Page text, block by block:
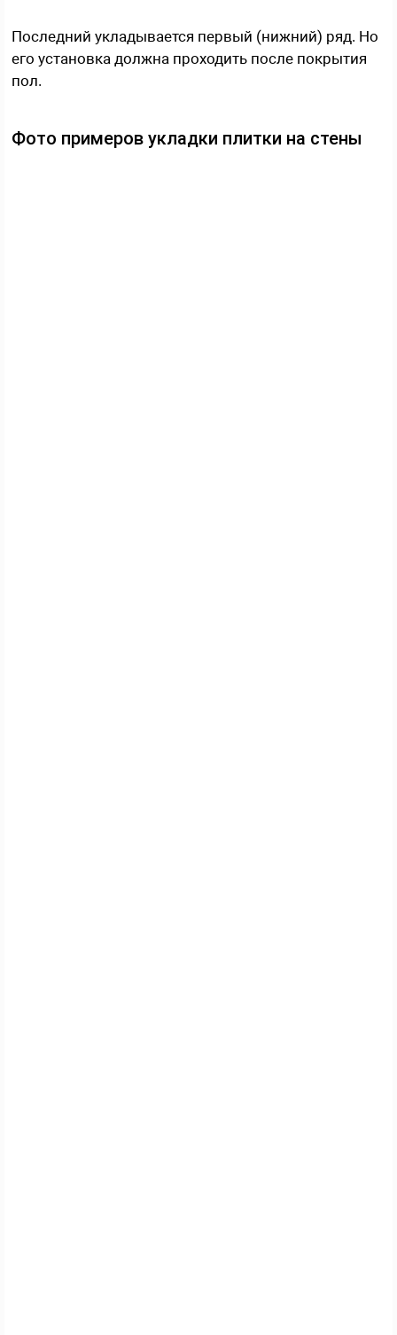
Последний укладывается первый (нижний) ряд. Но
его установка должна проходить после покрытия
пол.
Фото примеров укладки плитки на стены